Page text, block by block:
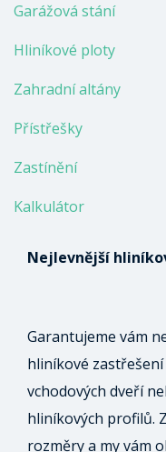
Garážová stání
Hliníkové ploty
Zahradní altány
Přístřešky
Zastínění
Kalkulátor
Nejlevnější
Garantujeme vám
hliníkové
vchodových dveří
hliníkových profilů.
rozměry a my vám